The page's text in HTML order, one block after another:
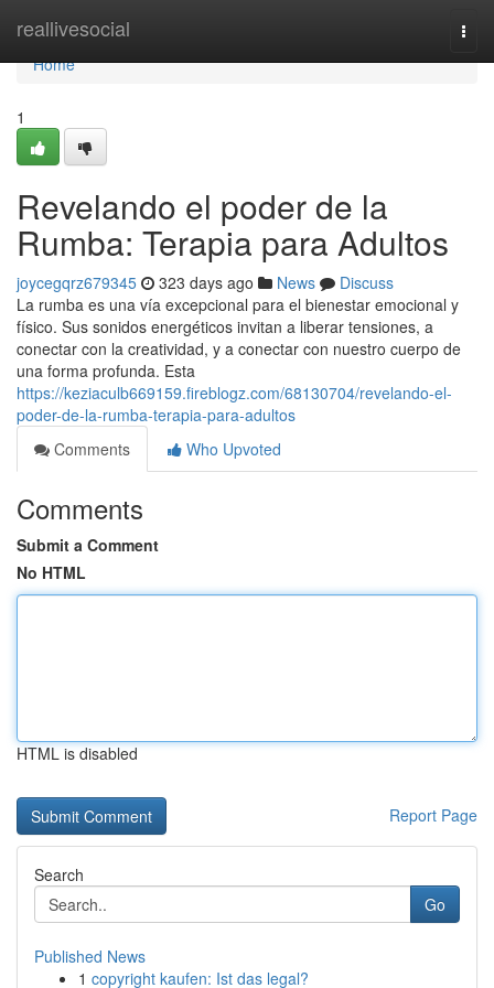
reallivesocial
Home
Home
1
Revelando el poder de la
Rumba: Terapia para Adultos
joycegqrz679345 323 days ago News
Discuss
La rumba es una vía excepcional para el bienestar emocional y
físico. Sus sonidos energéticos invitan a liberar tensiones, a
conectar con la creatividad, y a conectar con nuestro cuerpo de
una forma profunda. Esta
https://keziaculb669159.fireblogz.com/68130704/revelando-el-
poder-de-la-rumba-terapia-para-adultos
Comments
Who Upvoted
Comments
Submit a Comment
No HTML
HTML is disabled
Report Page
Search
Go
Published News
1 copyright kaufen: Ist das legal?